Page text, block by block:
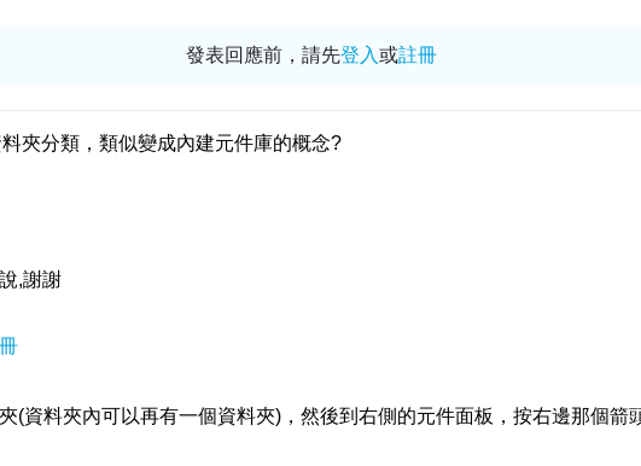
發表回應前，請先登入或註冊
夾分類，類似變成內建元件庫的概念?
,謝謝
(資料夾內可以再有一個資料夾)，然後到右側的元件面板，按右邊那個